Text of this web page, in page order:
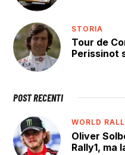
STORIA
Tour de
Perissinot
POST RECENTI
WORLD
Oliver
Rally1, ma